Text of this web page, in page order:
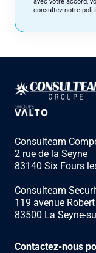
consultez notre
Consulteam
2 rue de la Seyne
83140 Six Fours
Consulteam
119 avenue
83500 La Seyne-
Contactez-nous